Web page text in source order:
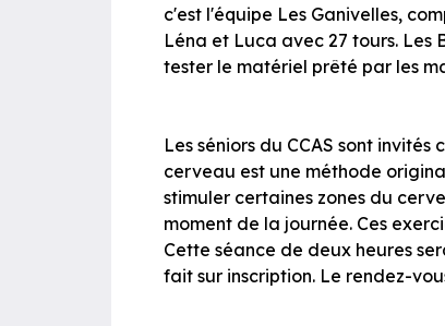
c'est l'équipe Les Ganivelles,
Léna et Luca avec 27 tours.
tester le matériel prêté par les
Les séniors du CCAS sont
cerveau est une méthode
stimuler certaines zones du
moment de la journée. Ces
Cette séance de deux heures
fait sur inscription. Le rendez-